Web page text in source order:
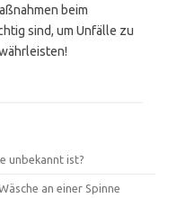
beim
sind, um Unfälle zu
unbekannt ist?
an einer Spinne